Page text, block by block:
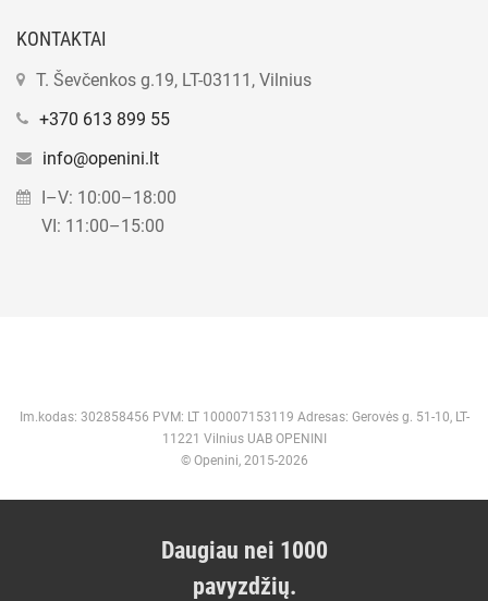
KONTAKTAI
T. Ševčenkos g.19, LT-03111, Vilnius
+370 613 899 55
info@openini.lt
I–V: 10:00–18:00
VI: 11:00–15:00
Im.kodas: 302858456 PVM: LT 100007153119 Adresas: Gerovės g. 51-10, LT-
11221 Vilnius UAB OPENINI
© Openini, 2015-2026
Daugiau nei 1000
pavyzdžių.